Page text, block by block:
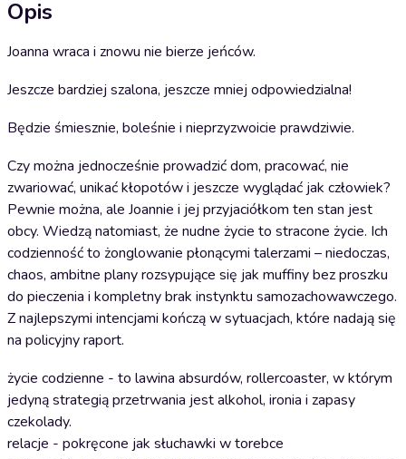
Opis
Joanna wraca i znowu nie bierze jeńców.
Jeszcze bardziej szalona, jeszcze mniej odpowiedzialna!
Będzie śmiesznie, boleśnie i nieprzyzwoicie prawdziwie.
Czy można jednocześnie prowadzić dom, pracować, nie
zwariować, unikać kłopotów i jeszcze wyglądać jak człowiek?
Pewnie można, ale Joannie i jej przyjaciółkom ten stan jest
obcy. Wiedzą natomiast, że nudne życie to stracone życie. Ich
codzienność to żonglowanie płonącymi talerzami – niedoczas,
chaos, ambitne plany rozsypujące się jak muffiny bez proszku
do pieczenia i kompletny brak instynktu samozachowawczego.
Z najlepszymi intencjami kończą w sytuacjach, które nadają się
na policyjny raport.
życie codzienne - to lawina absurdów, rollercoaster, w którym
jedyną strategią przetrwania jest alkohol, ironia i zapasy
czekolady.
relacje - pokręcone jak słuchawki w torebce